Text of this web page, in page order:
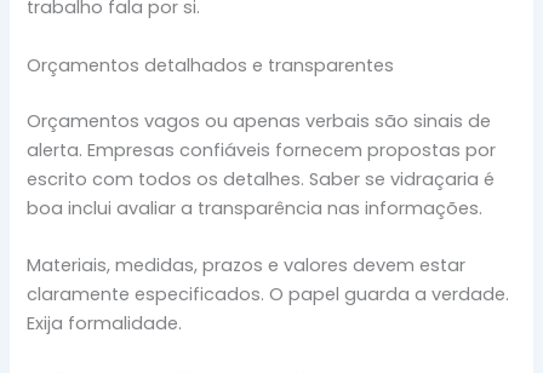
trabalho fala por si.
Orçamentos detalhados e transparentes
Orçamentos vagos ou apenas verbais são sinais de
alerta. Empresas confiáveis fornecem propostas por
escrito com todos os detalhes. Saber se vidraçaria é
boa inclui avaliar a transparência nas informações.
Materiais, medidas, prazos e valores devem estar
claramente especificados. O papel guarda a verdade.
Exija formalidade.